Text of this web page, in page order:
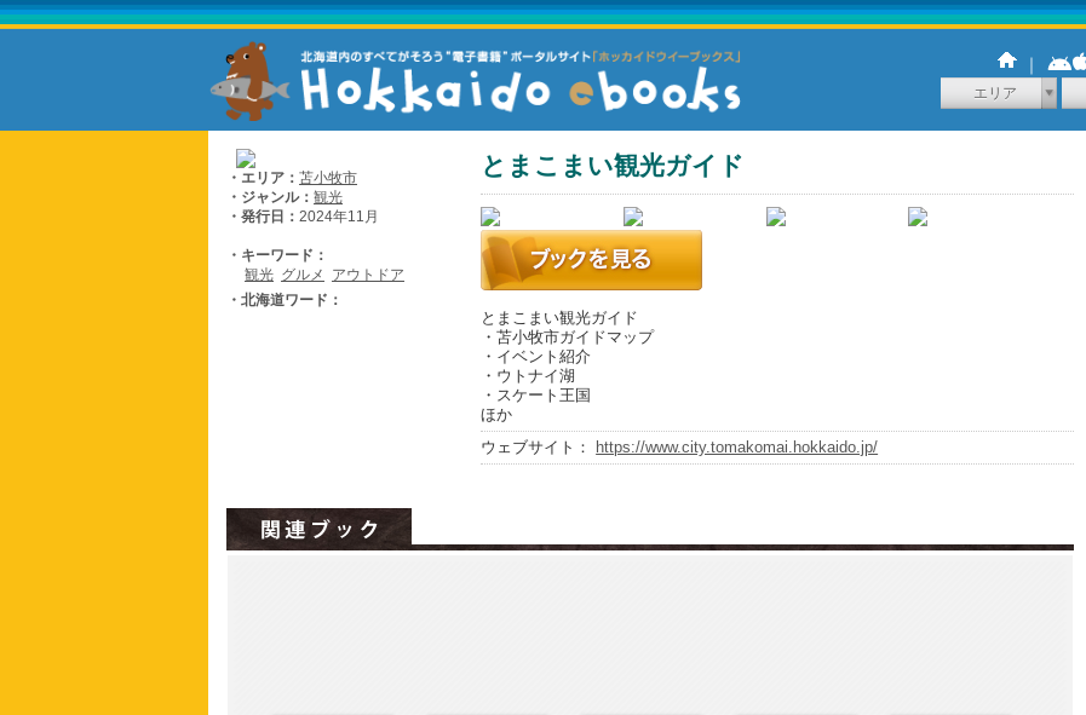
｜
エリア
・エリア： 苫小牧市
・ジャンル： 観光
・発行日： 2024年11月
・キーワード：
観光 グルメ
アウトドア
・北海道ワード：
とまこまい観光ガイド
とまこまい観光ガイド
・苫小牧市ガイドマップ
・イベント紹介
・ウトナイ湖
・スケート王国
ほか
ウェブサイト： https://www.city.tomakomai.hokkaido.jp/